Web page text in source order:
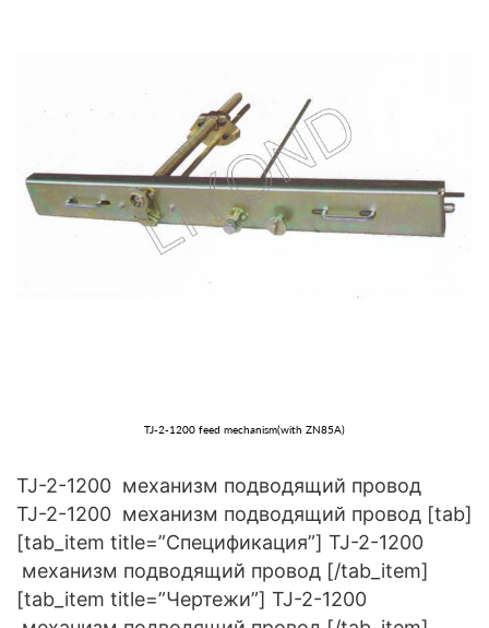
TJ-2-1200 feed mechanism(with ZN85A)
TJ-2-1200 механизм подводящий провод
TJ-2-1200 механизм подводящий провод [tab]
[tab_item title=”Спецификация”] TJ-2-1200
механизм подводящий провод [/tab_item]
[tab_item title=”Чертежи”] TJ-2-1200